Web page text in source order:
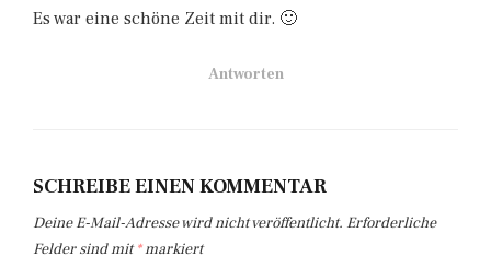
Es war eine schöne Zeit mit dir. 🙂
Antworten
SCHREIBE EINEN KOMMENTAR
Deine E-Mail-Adresse wird nicht veröffentlicht. Erforderliche
Felder sind mit*markiert